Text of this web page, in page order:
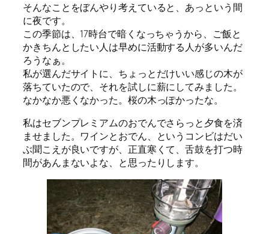
そんなことをぼんやり考えていると、あっという間
に夜です。
この季節は、17時台で暗くなっちゃうから、ご飯と
かきちんとしたい人は早めに活動する人が多いんだ
ろうなぁ。
私が選んだサイトに、ちょっとだけいい感じの木が
落ちていたので、それを試しに薪にしてみました。
なかなか悪くなかった。桜の木っぽかったな。
私はセブンプレミアムのおでんでさらっと夕食を済
ませました。ワインとおでん、というコンビはだい
ぶ聞こえが良いですが、正直寒くて、舌鼓を打つ時
間があんまないよな、と思ったりします。